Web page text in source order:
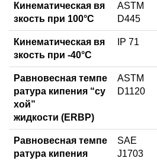
Кинематическая вя
зкость при 100°С
ASTM
D445
Кинематическая вя
зкость при -40°С
IP 71
Равновесная темпе
ратура кипения “су
хой”
жидкости (ERBP)
ASTM
D1120
Равновесная темпе
ратура кипения
SAE
J1703